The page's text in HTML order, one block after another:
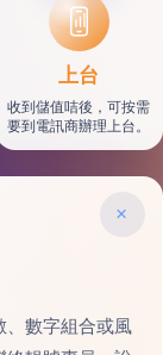
上台
收到儲值咭後，可按需
要到電訊商辦理上台。
×
、數字組合或風